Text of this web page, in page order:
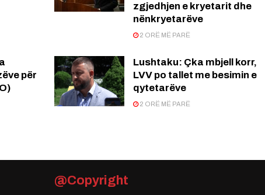
zgjedhjen e kryetarit dhe
nënkryetarëve
2 ORË MË PARË
për
Lushtaku: Çka mbjell korr,
LVV po tallet me besimin e
qytetarëve
2 ORË MË PARË
@Copyright